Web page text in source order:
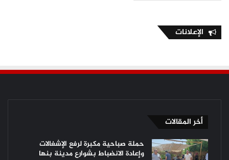
الإعلانات
أخر المقالات
حملة صباحية مكبرة لرفع الإشغالات
وإعادة الانضباط بشوارع مدينة بنها